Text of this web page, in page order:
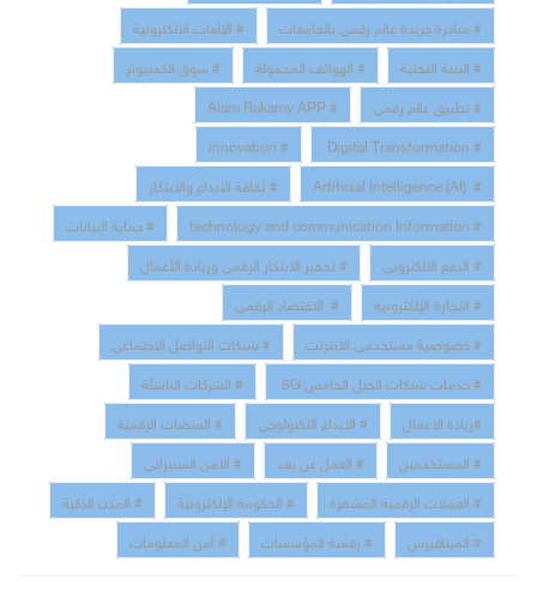
# مبادرة جريدة عالم رقمي بالجامعات
# الالعاب الالكترونية
# البنية التحتية
# الهواتف المحمولة
# سوق الكمبيوتر
# تطبيق عالم رقمي
# Alam Rakamy APP
# Digital Transformation
# innovation
# Artificial Intelligence (AI)
# ثقافة الابداع والابتكار
# technology and communication Information
# حماية البيانات
# الدفع الالكتروني
# تحفيز الابتكار الرقمي وريادة الأعمال
# التجارة الإلكترونية
# الاقتصاد الرقمي
# خصوصية مستخدمى الانترنت
# شبكات التواصل الاجتماعي
# خدمات شبكات الجيل الخامس 5G
# الشركات الناشئة
#ريادة الاعمال
# الابداع التكنولوجي
# المنصات الرقمية
# المستخدمين
# العمل عن بعد
# الامن السبيراني
# العملات الرقمية المشفرة
# الحكومة الإلكترونية
# المدن الذكية
# الميتافيرس
# رقمنة المؤسسات # أمن المعلومات